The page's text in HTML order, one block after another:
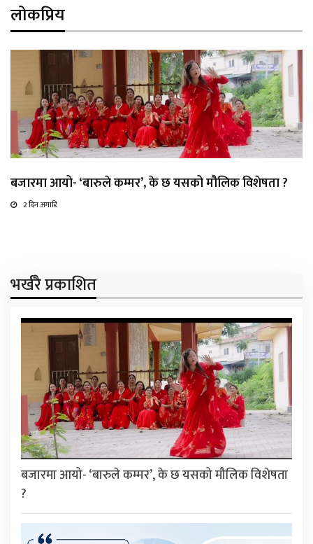
लोकप्रिय
बजारमा आयो- ‘बारुले कम्मर’, के छ यसको मौलिक विशेषता ?
2 दिन अगाडि
भर्खरै प्रकाशित
बजारमा आयो- ‘बारुले कम्मर’, के छ यसको मौलिक विशेषता
?